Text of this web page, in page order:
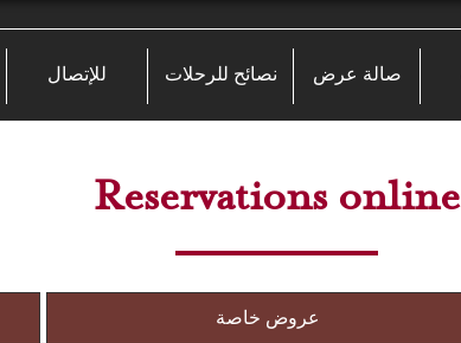
صالة عرض نصائح للرحلات للإتصال
Reservations online
عروض خاصة